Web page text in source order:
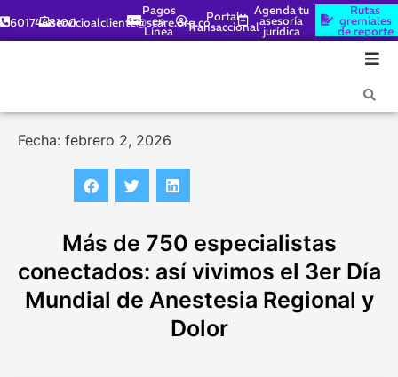
6017448100servicioalcliente@scare.org.co
Pagos
en
Línea
Portal
Transaccional
Agenda tu
asesoría
jurídica
Rutas
gremiales
de reporte
Fecha: febrero 2, 2026
Más de 750 especialistas
conectados: así vivimos el 3er Día
Mundial de Anestesia Regional y
Dolor